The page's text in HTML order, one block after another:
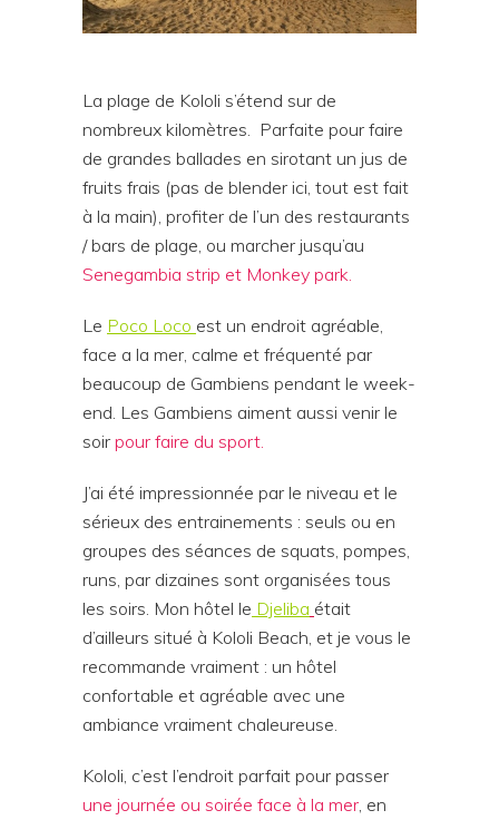
La plage de Kololi s’étend sur de
nombreux kilomètres.
Parfaite pour faire
de grandes ballades en sirotant un jus de
fruits frais (pas de blender ici, tout est fait
à la main), profiter de l’un des restaurants
/ bars de plage, ou marcher jusqu’au
Senegambia strip et Monkey park.
Le Poco Loco est un endroit agréable,
face a la mer, calme et fréquenté par
beaucoup de Gambiens pendant le week-
end. Les Gambiens aiment aussi venir le
soir pour faire du sport.
J’ai été impressionnée par le niveau et le
sérieux des entrainements : seuls ou en
groupes des séances de squats, pompes,
runs, par dizaines sont organisées tous
les soirs. Mon hôtel le Djeliba était
d’ailleurs situé à Kololi Beach, et je vous le
recommande vraiment : un hôtel
confortable et agréable avec une
ambiance vraiment chaleureuse.
Kololi, c’est l’endroit parfait pour passer
une journée ou soirée face à la mer , en